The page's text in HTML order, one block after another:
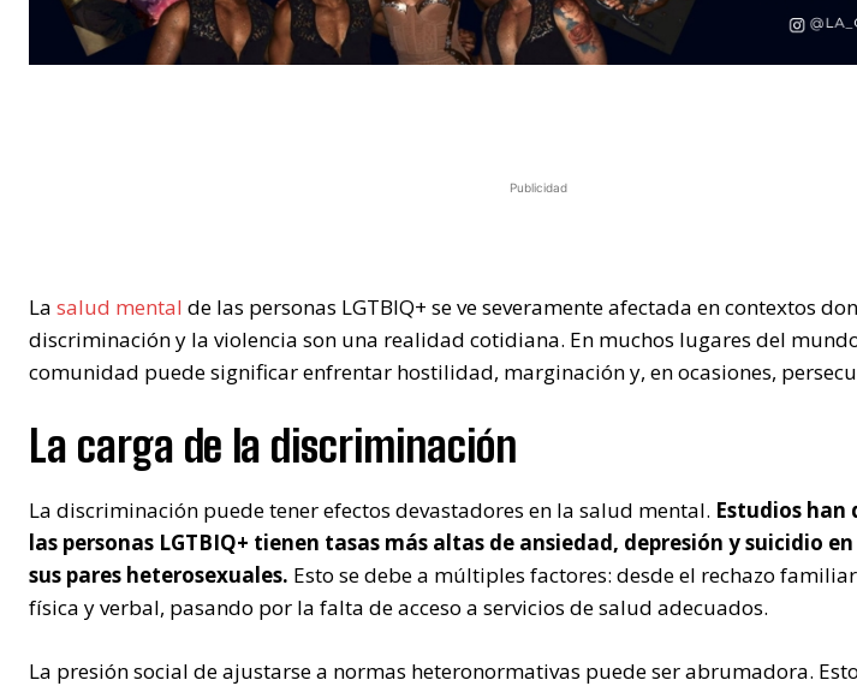
Publicidad
La salud mental de las personas LGTBIQ+ se ve severamente afectada en contextos
discriminación y la violencia son una realidad cotidiana. En muchos lugares del
comunidad puede significar enfrentar hostilidad, marginación y, en ocasiones,
La carga de la discriminación
La discriminación puede tener efectos devastadores en la salud mental. Estudios han
las personas LGTBIQ+ tienen tasas más altas de ansiedad, depresión y suicidio
sus pares heterosexuales. Esto se debe a múltiples factores: desde el rechazo
física y verbal, pasando por la falta de acceso a servicios de salud adecuados.
La presión social de ajustarse a normas heteronormativas puede ser abrumadora.